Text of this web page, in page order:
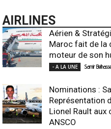
AIRLINES
Aérien &
Maroc fait de la
moteur de son
- A LA UNE Samir
Nominations :
Représentation
Lionel Rault
ANSCO